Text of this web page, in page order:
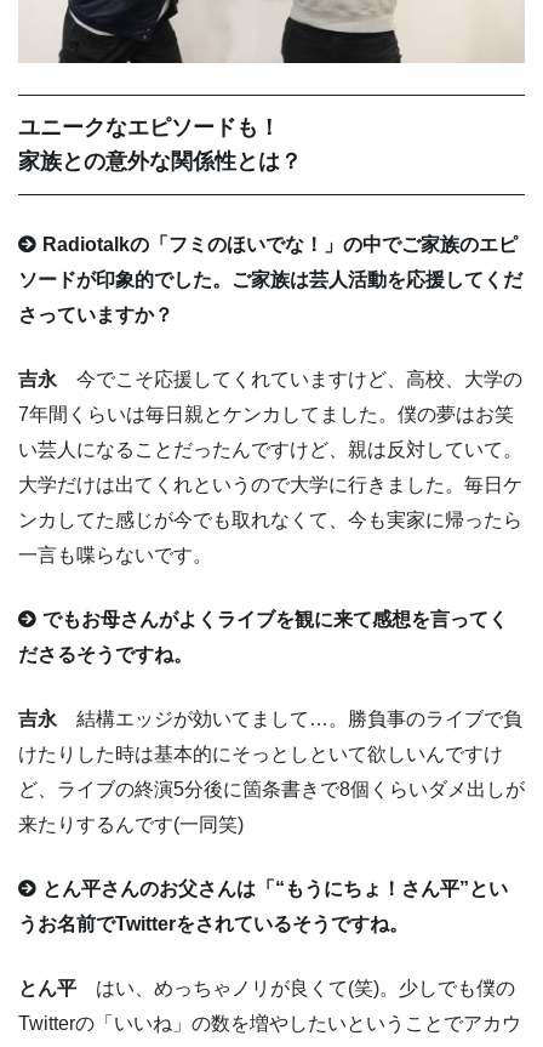
ユニークなエピソードも！
家族との意外な関係性とは？
Radiotalkの「フミのほいでな！」の中でご家族のエピ
ソードが印象的でした。ご家族は芸人活動を応援してくだ
さっていますか？
吉永 今でこそ応援してくれていますけど、高校、大学の
7年間くらいは毎日親とケンカしてました。僕の夢はお笑
い芸人になることだったんですけど、親は反対していて。
大学だけは出てくれというので大学に行きました。毎日ケ
ンカしてた感じが今でも取れなくて、今も実家に帰ったら
一言も喋らないです。
でもお母さんがよくライブを観に来て感想を言ってく
ださるそうですね。
吉永 結構エッジが効いてまして…。勝負事のライブで負
けたりした時は基本的にそっとしといて欲しいんですけ
ど、ライブの終演5分後に箇条書きで8個くらいダメ出しが
来たりするんです(一同笑)
とん平さんのお父さんは「“もうにちょ！さん平”とい
うお名前でTwitterをされているそうですね。
とん平 はい、めっちゃノリが良くて(笑)。少しでも僕の
Twitterの「いいね」の数を増やしたいということでアカウ